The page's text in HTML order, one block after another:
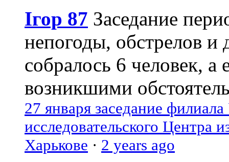
Ігор 87 Заседание
непогоды, обстрелов и
собралось 6 человек, а
возникшими
27 января заседание
исследовательского Центра
Харькове · 2 years ago